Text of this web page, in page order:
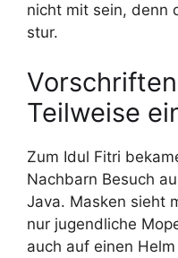
nicht mit sein, denn
stur.
Teilweise
Zum Idul Fitri
Nachbarn Besuch
Java. Masken sieht
nur jugendliche
auch auf einen